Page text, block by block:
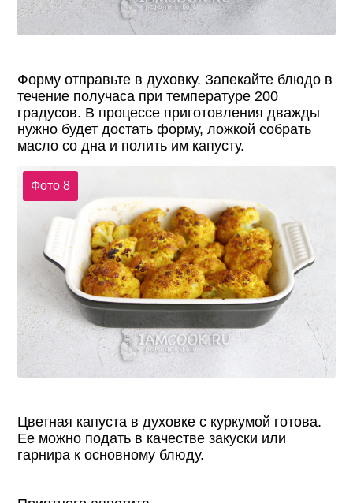
Форму отправьте в духовку. Запекайте блюдо в
течение получаса при температуре 200
градусов. В процессе приготовления дважды
нужно будет достать форму, ложкой собрать
масло со дна и полить им капусту.
Фото 8
Цветная капуста в духовке с куркумой готова.
Ее можно подать в качестве закуски или
гарнира к основному блюду.